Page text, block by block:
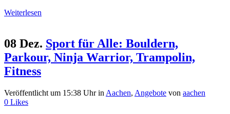
Weiterlesen
08 Dez. Sport für Alle: Bouldern,
Parkour, Ninja Warrior, Trampolin,
Fitness
Veröffentlicht um 15:38 Uhrin Aachen, Angebote von aachen
0 Likes